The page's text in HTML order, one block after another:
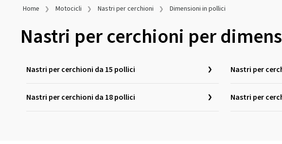
Home Motocicli Nastri per cerchioni Dimensioni in pollici
Nastri per cerchioni per
Nastri per cerchioni da 15 pollici Nastri per
Nastri per cerchioni da 18 pollici Nastri per